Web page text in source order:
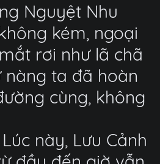
Nguyệt Nhu
kém, ngoại
rơi như lã chã
nàng ta đã hoàn
cùng, không
này, Lưu Cảnh